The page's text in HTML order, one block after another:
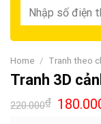
Home / Tranh theo
Tranh 3D
220.000₫